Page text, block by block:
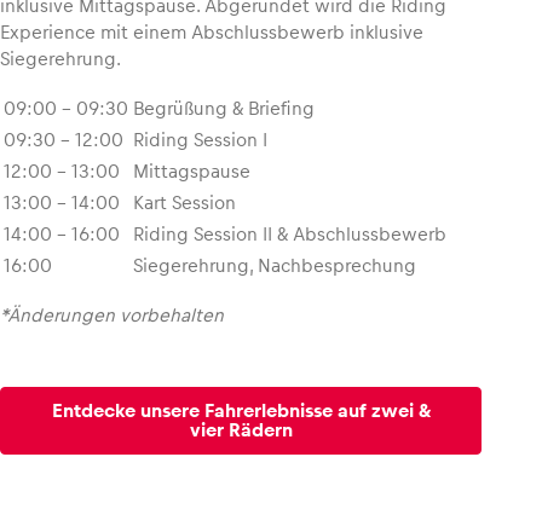
inklusive Mittagspause. Abgerundet wird die Riding
Experience mit einem Abschlussbewerb inklusive
Siegerehrung.
09:00 – 09:30 Begrüßung & Briefing
09:30 – 12:00 Riding Session I
12:00 – 13:00
Mittagspause
13:00 – 14:00
Kart Session
14:00 – 16:00
Riding Session II & Abschlussbewerb
16:00
Siegerehrung, Nachbesprechung
*Änderungen vorbehalten
Entdecke unsere Fahrerlebnisse auf zwei &
vier Rädern